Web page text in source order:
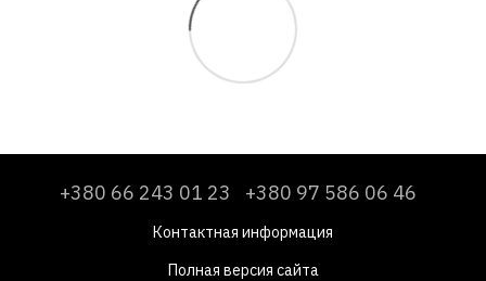
+380 66 243 01 23 +380 97 586 06 46
Контактная информация
Полная версия сайта